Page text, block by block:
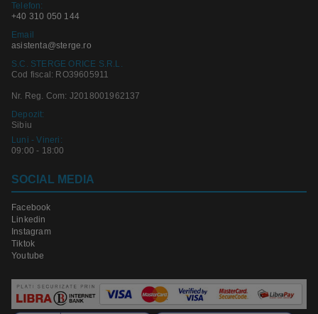
Telefon:
+40 310 050 144
Email
asistenta@sterge.ro
S.C. STERGE ORICE S.R.L.
Cod fiscal: RO39605911
Nr. Reg. Com: J2018001962137
Depozit:
Sibiu
Luni - Vineri:
09:00 - 18:00
SOCIAL MEDIA
Facebook
Linkedin
Instagram
Tiktok
Youtube